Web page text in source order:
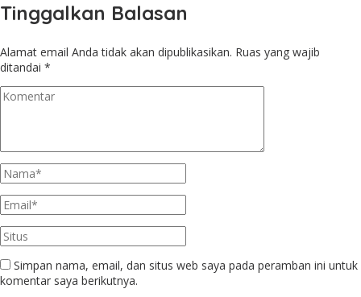
Tinggalkan Balasan
Alamat email Anda tidak akan dipublikasikan. Ruas yang wajib
ditandai *
Simpan nama, email, dan situs web saya pada peramban ini untuk
komentar saya berikutnya.